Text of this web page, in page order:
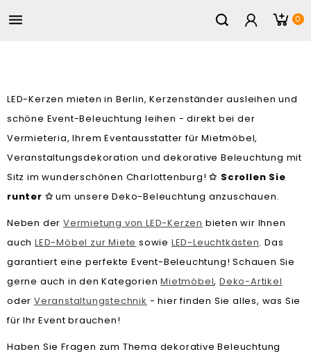
 0
LED-Kerzen mieten in Berlin, Kerzenständer ausleihen und
schöne Event-Beleuchtung leihen - direkt bei der
Vermieteria, Ihrem Eventausstatter für Mietmöbel,
Veranstaltungsdekoration und dekorative Beleuchtung mit
Sitz im wunderschönen Charlottenburg! ✩ Scrollen Sie
runter ✩ um unsere Deko-Beleuchtung anzuschauen.
Neben derVermietung von LED-Kerzen bieten wir Ihnen
auch LED-Möbel zur Miete sowie LED-Leuchtkästen. Das
garantiert eine perfekte Event-Beleuchtung! Schauen Sie
gerne auch in den KategorienMietmöbel,Deko-Artikel
oder Veranstaltungstechnik - hier finden Sie alles, was Sie
für Ihr Event brauchen!
Haben Sie Fragen zum Thema dekorative Beleuchtung